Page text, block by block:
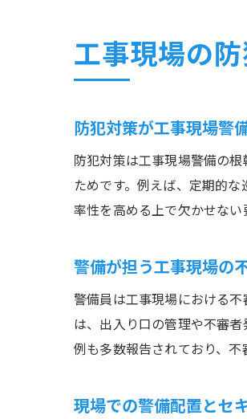
工事現場の
防犯対策が工事現場警
防犯対策は工事現場警備の
ためです。例えば、定期的
率性を高める上で欠かせない
警備が担う工事現場の
警備員は工事現場における
は、出入り口の管理や不審
例も多数報告されており、不
現場での警備配置とセ